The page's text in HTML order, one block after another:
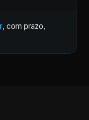
, com prazo,